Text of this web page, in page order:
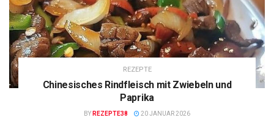
REZEPTE
Chinesisches Rindfleisch mit Zwiebeln und
Paprika
BY REZEPTE38 20 JANUAR 2026